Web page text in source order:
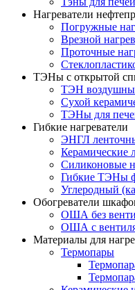
Нагреватели
Погружные
Врезной
Проточные
ТЭНы с открытой
ТЭН
Сухой
ТЭНы для
Гибкие нагреватели
ЭНГЛ
Керамические
Силиконовые
Гибкие ТЭНы
Углеродный
Обогреватели
ОША без
ОША с
Материалы для
Термопары